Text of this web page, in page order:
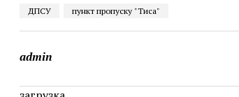
ДПСУ пункт пропуску "Тиса"
admin